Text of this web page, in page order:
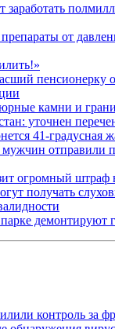
заработать
от
пенсионерку
камни и
уточнен
41-градусная
отправили
огромный штраф
получать
демонтируют
контроль за